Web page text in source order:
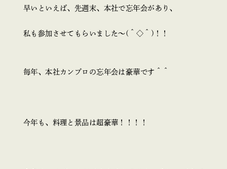
早いといえば、先週末、本社で忘年会があり、
私も参加させてもらいました～(＾◇＾)！！
毎年、本社カンプロの忘年会は豪華です＾＾
今年も、料理と景品は超豪華！！！！